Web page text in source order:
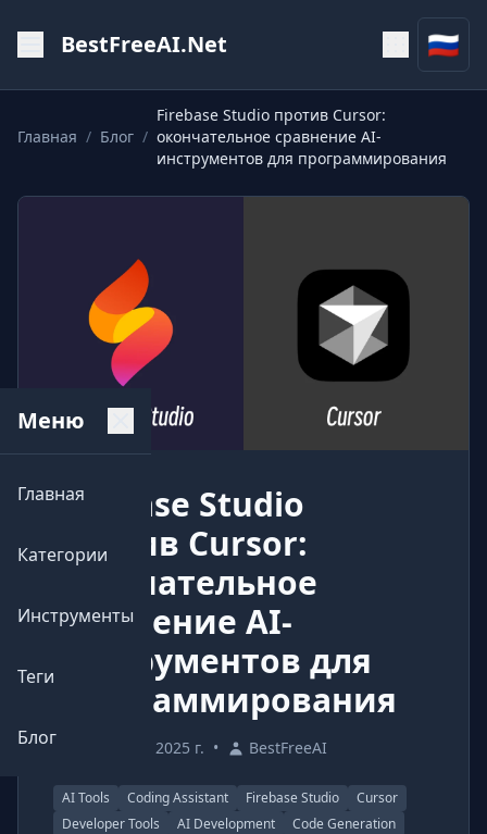
BestFreeAI.Net 🇷🇺
Меню
Главная
Категории
Инструменты
Теги
Блог
Главная / Блог /
Firebase Studio против Cursor:
окончательное сравнение AI-
инструментов для программирования
Firebase Studio
против Cursor:
окончательное
сравнение AI-
инструментов для
программирования
15 апреля 2025 г. • BestFreeAI
AI Tools Coding Assistant Firebase Studio
Cursor
Developer Tools
AI Development Code Generation